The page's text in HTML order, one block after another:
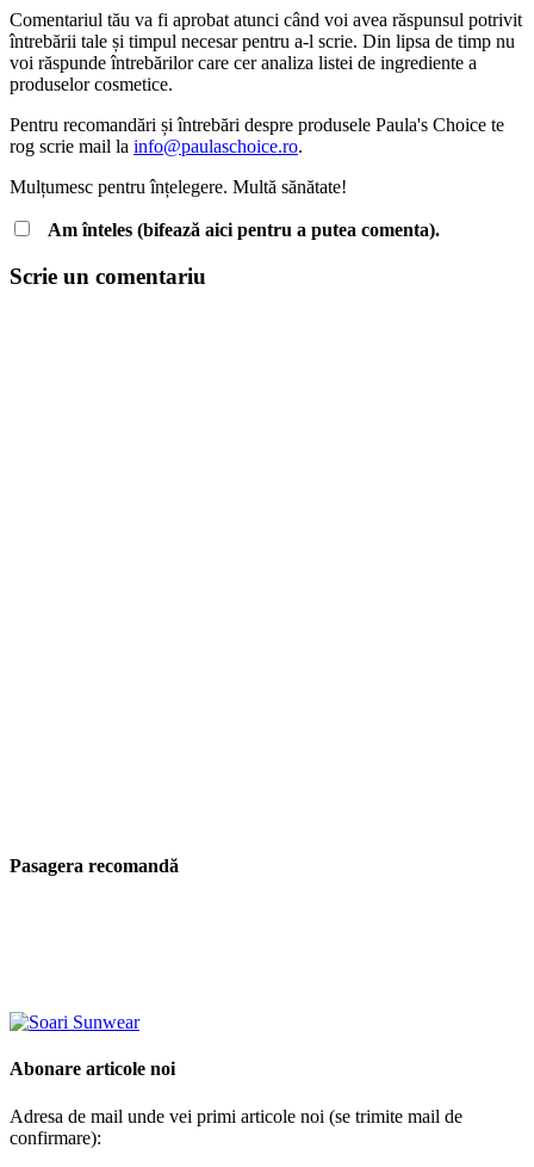
Comentariul tău va fi aprobat atunci când voi avea răspunsul potrivit
întrebării tale și timpul necesar pentru a-l scrie. Din lipsa de timp nu
voi răspunde întrebărilor care cer analiza listei de ingrediente a
produselor cosmetice.
Pentru recomandări și întrebări despre produsele Paula's Choice te
rog scrie mail la info@paulaschoice.ro.
Mulțumesc pentru înțelegere. Multă sănătate!
Am înteles (bifează aici pentru a putea comenta).
Scrie un comentariu
Pasagera recomandă
Abonare articole noi
Adresa de mail unde vei primi articole noi (se trimite mail de
confirmare):